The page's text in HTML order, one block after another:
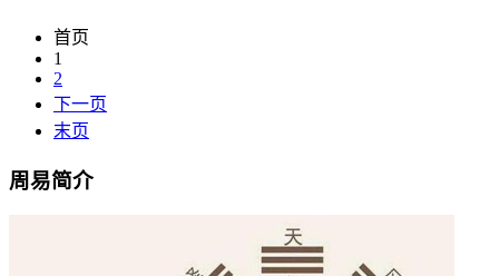
首页
1
2
下一页
末页
周易简介